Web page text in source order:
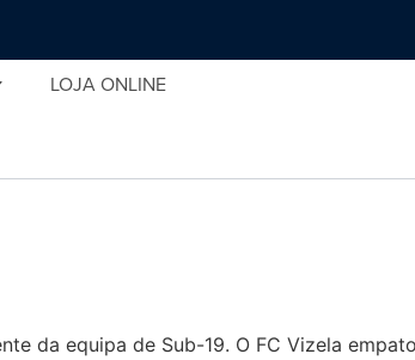
LOJA ONLINE
da equipa de Sub-19. O FC Vizela